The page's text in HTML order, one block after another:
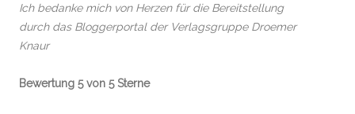
Ich bedanke mich von Herzen für die Bereitstellung
durch das Bloggerportal der Verlagsgruppe Droemer
Knaur
Bewertung 5 von 5 Sterne